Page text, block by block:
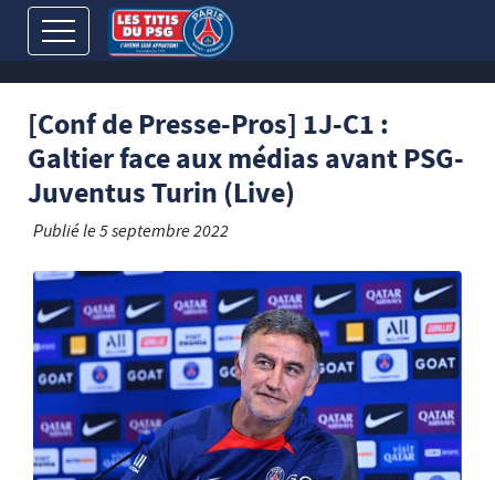
[Conf de Presse-Pros] 1J-C1 :
Galtier face aux médias avant PSG-
Juventus Turin (Live)
Publié le5 septembre 2022